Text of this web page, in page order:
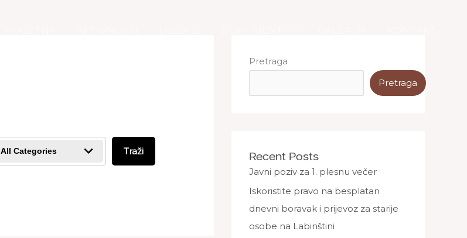
All Categories Traži
Pretraga
Pretraga
Recent Posts
Javni poziv za 1. plesnu večer
Iskoristite pravo na besplatan
dnevni boravak i prijevoz za starije
osobe na Labinštini